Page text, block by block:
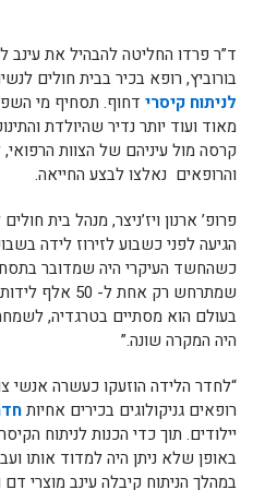
ד”ר פרדו החליטה להבהיל את
בורוביץ, רופא בכיר בבית חולים
לניתוח קיסרי דחוף. תסחיף מי
מאוד ועוד יותר נדיר שהיולדת
קרסה מול עיניהם של הצוות
והרופאים נאלצו לבצע החייאה.
פרופ’ ארנון ויז’ניצר, מנהל בית
כשהחשד העיקרי היה שמדובר
שמתרחש רק אחת
בעולם הוא מסתיים בטרגדיה,
היה המקרה שונה.”
“לחדר הלידה הוזעקו כעשרה אנשי
רופאים גניקולוגים בכירים אחיות
יילודים. תוך כדי הכנות לניתוח
באופן שלא ניתן היה למדוד אותו
במהלך הניתוח קיבלה עינב מוצרי